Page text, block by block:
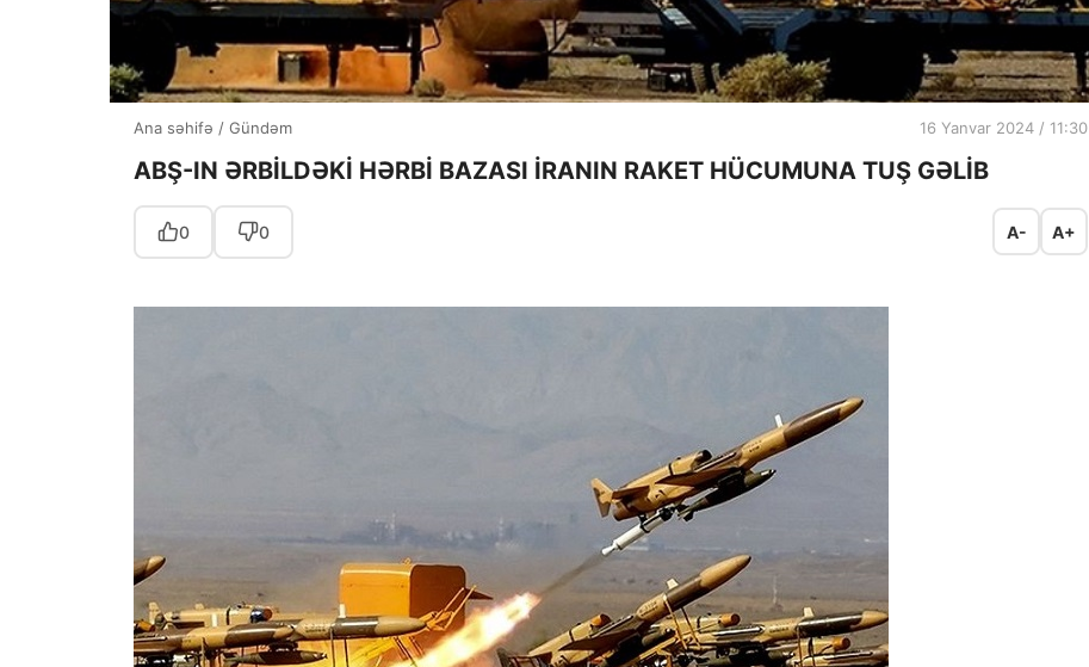
Ana səhifə / Gündəm 16 Yanvar 2024 / 11:30
ABŞ-IN ƏRBİLDƏKİ HƏRBİ BAZASI İRANIN RAKET HÜCUMUNA TUŞ GƏLİB
0 0 A- A+